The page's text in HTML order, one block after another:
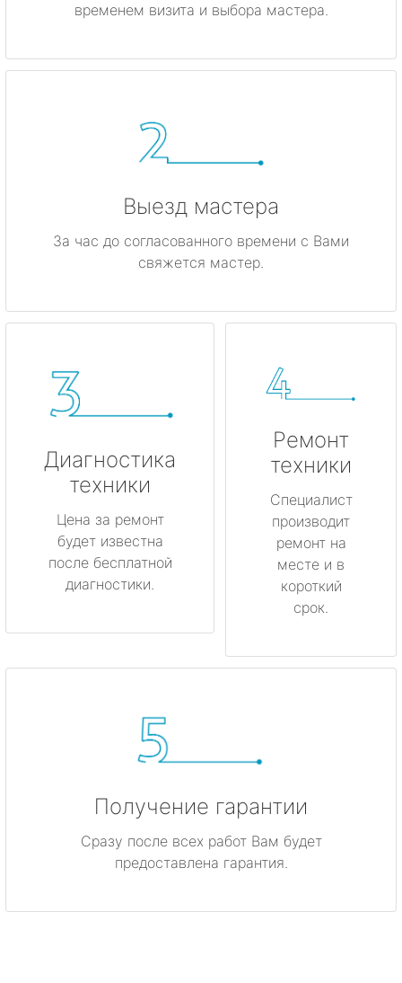
временем визита и выбора мастера.
Выезд мастера
За час до согласованного времени с Вами
свяжется мастер.
Диагностика
техники
Цена за ремонт
будет известна
после бесплатной
диагностики.
Ремонт
техники
Специалист
производит
ремонт на
месте и в
короткий
срок.
Получение гарантии
Сразу после всех работ Вам будет
предоставлена гарантия.